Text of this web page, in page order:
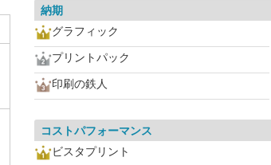
納期
グラフィック
プリントパック
印刷の鉄人
コストパフォーマンス
ビスタプリント